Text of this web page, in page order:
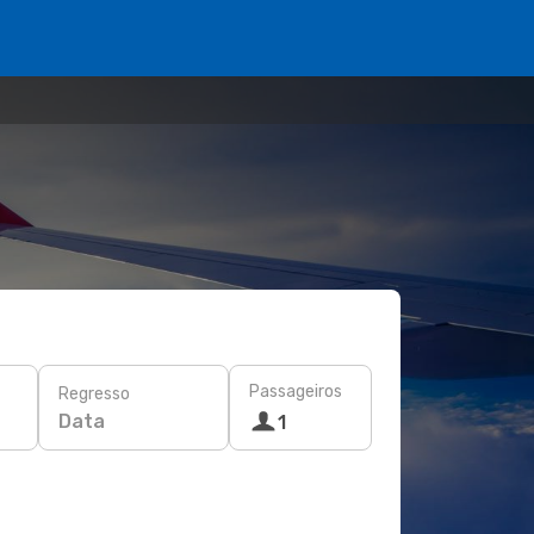
Regresso
Data
Passageiros
1